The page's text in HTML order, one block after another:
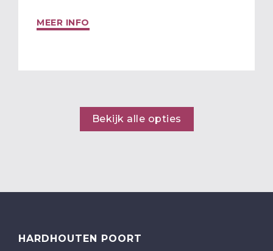
MEER INFO
Bekijk alle opties
HARDHOUTEN POORT